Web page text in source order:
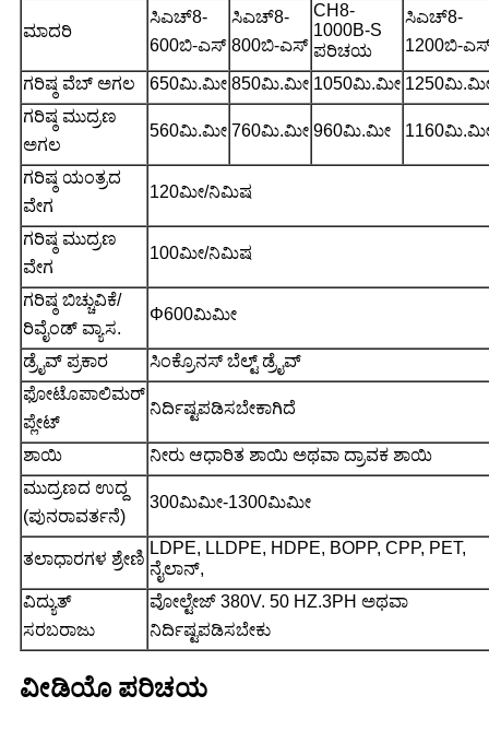
ಮಾದರಿ
ಸಿಎಚ್8-
600ಬಿ-ಎಸ್
ಸಿಎಚ್8-
800ಬಿ-ಎಸ್
CH8-
1000B-S
ಪರಿಚಯ
ಸಿಎಚ್8-
1200ಬಿ-
ಗರಿಷ್ಠ ವೆಬ್ ಅಗಲ 650ಮಿ.ಮೀ 850ಮಿ.ಮೀ 1050ಮಿ.ಮೀ
ಗರಿಷ್ಠ ಮುದ್ರಣ
ಅಗಲ
560ಮಿ.ಮೀ 760ಮಿ.ಮೀ 960ಮಿ.ಮೀ
ಗರಿಷ್ಠ ಯಂತ್ರದ
ವೇಗ
120ಮೀ/ನಿಮಿಷ
ಗರಿಷ್ಠ ಮುದ್ರಣ
ವೇಗ
100ಮೀ/ನಿಮಿಷ
ಗರಿಷ್ಠ ಬಿಚ್ಚುವಿಕೆ/
ರಿವೈಂಡ್ ವ್ಯಾಸ.
Φ600ಮಿಮೀ
ಡ್ರೈವ್ ಪ್ರಕಾರ
ಸಿಂಕ್ರೊನಸ್ ಬೆಲ್ಟ್ ಡ್ರೈವ್
ಫೋಟೊಪಾಲಿಮರ್
ಪ್ಲೇಟ್
ನಿರ್ದಿಷ್ಟಪಡಿಸಬೇಕಾಗಿದೆ
ಶಾಯಿ
ನೀರು ಆಧಾರಿತ ಶಾಯಿ ಅಥವಾ ದ್ರಾವಕ ಶಾಯಿ
ಮುದ್ರಣದ ಉದ್ದ
(ಪುನರಾವರ್ತನೆ)
300ಮಿಮೀ-1300ಮಿಮೀ
ತಲಾಧಾರಗಳ ಶ್ರೇಣಿ
LDPE, LLDPE, HDPE, BOPP, CPP, PET,
ನೈಲಾನ್,
ವಿದ್ಯುತ್
ಸರಬರಾಜು
ವೋಲ್ಟೇಜ್ 380V. 50 HZ.3PH ಅಥವಾ
ನಿರ್ದಿಷ್ಟಪಡಿಸಬೇಕು
ವೀಡಿಯೊ ಪರಿಚಯ